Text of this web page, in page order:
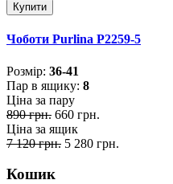
Купити
Чоботи Purlina P2259-5
Розмiр: 36-41
Пар в ящику: 8
Ціна за пару
890 грн. 660 грн.
Ціна за ящик
7 120 грн. 5 280 грн.
Кошик